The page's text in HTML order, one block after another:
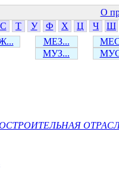
О
С Т У Ф Х Ц Ч Ш
МЕЗ...
МУЗ...